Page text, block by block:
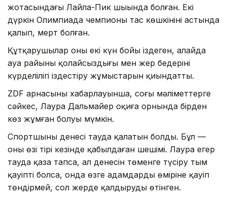
жотасындағы Лайла-Пик шыңында болған. Екі
дүркін Олимпиада чемпионы тас көшкінінің астында
қалып, мерт болған.
Құтқарушылар оны екі күн бойы іздеген, алайда
ауа райының қолайсыздығы мен жер бедерінің
күрделілігі іздестіру жұмыстарын қиындатты.
ZDF арнасының хабарлауынша, соңғы мәліметтерге
сәйкес, Лаура Дальмайер оқиға орнында бірден
көз жұмған болуы мүмкін.
Спортшының денесі тауда қалатын болды. Бұл —
оның өзі тірі кезінде қабылдаған шешімі. Лаура егер
тауда қаза тапса, ал денесін төменге түсіру тым
қауіпті болса, онда өзге адамдардың өміріне қауіп
төндірмей, сол жерде қалдыруды өтінген.